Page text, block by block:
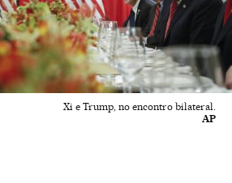
Xi e Trump, no encontro bilateral.
AP